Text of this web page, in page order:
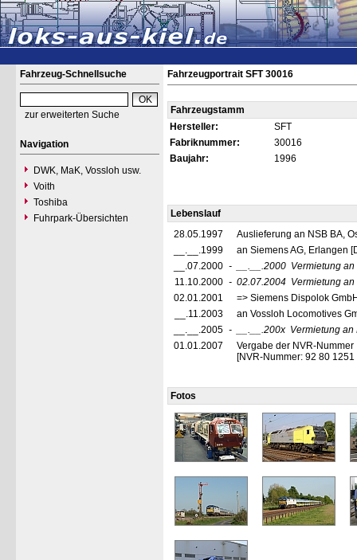
Fahrzeug-Schnellsuche
zur erweiterten Suche
Navigation
DWK, MaK, Vossloh usw.
Voith
Toshiba
Fuhrpark-Übersichten
Fahrzeugportrait SFT 30016
Fahrzeugstamm
Hersteller:
SFT
Fabriknummer:
30016
Baujahr:
1996
Lebenslauf
28.05.1997
Auslieferung an NSB BA,
__.__.1999
an Siemens AG, Erlangen
__.07.2000 - __.__.2000 Vermietung
11.10.2000 - 02.07.2004 Vermietung
02.01.2001
=> Siemens Dispolok
__.11.2003
an Vossloh Locomotives
__.__.2005 - __.__.200x Vermietung an
01.01.2007
Vergabe der NVR-Nummer
[NVR-Nummer: 92 80
Fotos